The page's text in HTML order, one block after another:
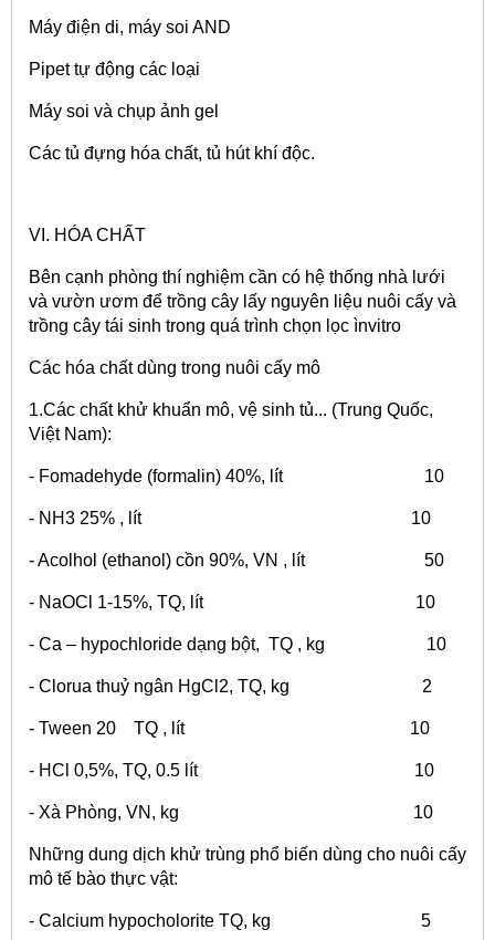
Máy điện di, máy soi AND
Pipet tự động các loại
Máy soi và chụp ảnh gel
Các tủ đựng hóa chất, tủ hút khí độc.
VI. HÓA CHẤT
Bên cạnh phòng thí nghiệm cần có hệ thống nhà lưới
và vườn ươm để trồng cây lấy nguyên liệu nuôi cấy và
trồng cây tái sinh trong quá trình chọn lọc ìnvitro
Các hóa chất dùng trong nuôi cấy mô
1.Các chất khử khuẩn mô, vệ sinh tủ... (Trung Quốc,
Việt Nam):
- Fomadehyde (formalin) 40%, lít 10
- NH3 25% , lít 10
- Acolhol (ethanol) cồn 90%, VN , lít 50
- NaOCl 1-15%, TQ, lít 10
- Ca – hypochloride dạng bột, TQ , kg 10
- Clorua thuỷ ngân HgCl2, TQ, kg 2
- Tween 20 TQ , lít 10
- HCl 0,5%, TQ, 0.5 lít 10
- Xà Phòng, VN, kg 10
Những dung dịch khử trùng phổ biến dùng cho nuôi cấy
mô tế bào thực vật:
- Calcium hypocholorite TQ, kg 5